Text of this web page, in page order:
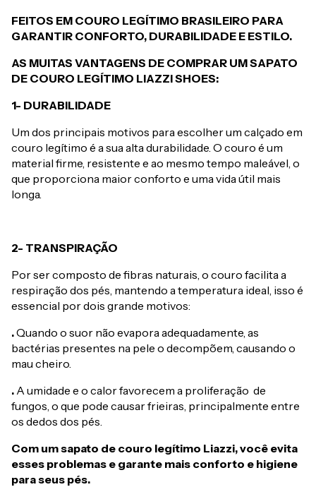
FEITOS EM COURO LEGÍTIMO BRASILEIRO PARA
GARANTIR CONFORTO, DURABILIDADE E ESTILO.
AS MUITAS VANTAGENS DE COMPRAR UM SAPATO
DE COURO LEGÍTIMO LIAZZI SHOES:
1- DURABILIDADE
Um dos principais motivos para escolher um calçado em
couro legítimo é a sua alta durabilidade. O couro é um
material firme, resistente e ao mesmo tempo maleável, o
que proporciona maior conforto e uma vida útil mais
longa.
2- TRANSPIRAÇÃO
Por ser composto de fibras naturais, o couro facilita a
respiração dos pés, mantendo a temperatura ideal, isso é
essencial por dois grande motivos:
.Quando o suor não evapora adequadamente, as
bactérias presentes na pele o decompõem, causando o
mau cheiro.
. A umidade e o calor favorecem a proliferação de
fungos, o que pode causar frieiras, principalmente entre
os dedos dos pés.
Com um sapato de couro legítimo Liazzi, você evita
esses problemas e garante mais conforto e higiene
para seus pés.